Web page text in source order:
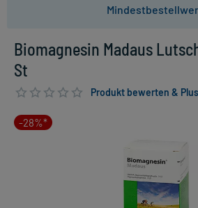
Biomagnesin Madaus
St
Produkt bewerten &
-28%*